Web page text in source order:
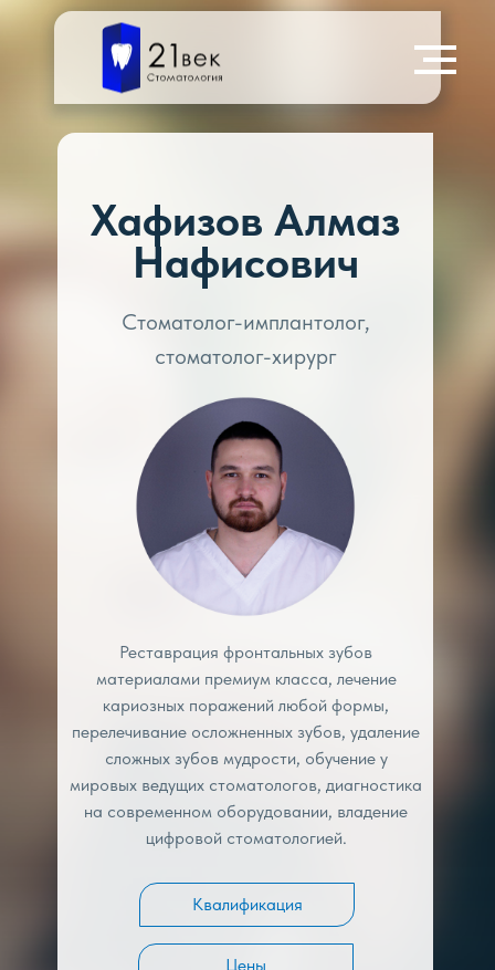
Цены
Квалификация
Хафизов Алмаз
Нафисович
Реставрация фронтальных зубов
материалами премиум класса, лечение
кариозных поражений любой формы,
перелечивание осложненных зубов, удаление
сложных зубов мудрости, обучение у
мировых ведущих стоматологов, диагностика
на современном оборудовании, владение
цифровой стоматологией.
Стоматолог-имплантолог,
стоматолог-хирург